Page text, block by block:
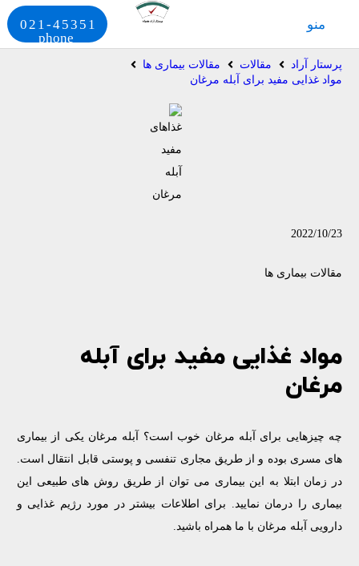
منو
021-45351
phone
پرستار آراد مقالات
مقالات بیماری ها
مواد غذایی مفید برای آبله مرغان
2022/10/23
مقالات بیماری ها
مواد غذایی مفید برای آبله
مرغان
چه چیزهایی برای آبله مرغان خوب است؟ آبله مرغان یکی از بیماری
های مسری بوده و از طریق مجاری تنفسی و پوستی قابل انتقال است.
در زمان ابتلا به این بیماری می توان از طریق روش های طبیعی این
بیماری را درمان نمایید. برای اطلاعات بیشتر در مورد رژیم غذایی و
دارویی آبله مرغان با ما همراه باشید.